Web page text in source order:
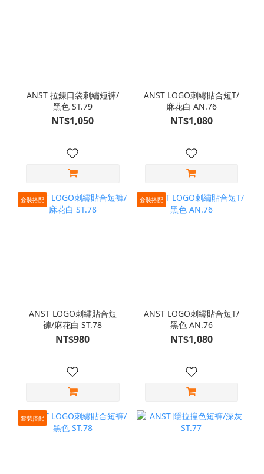
ANST 拉鍊口袋刺繡短褲/
黑色 ST.79
NT$1,050
ANST LOGO刺繡貼合短T/
麻花白 AN.76
NT$1,080
套裝搭配
ANST LOGO刺繡貼合短
褲/麻花白 ST.78
NT$980
套裝搭配
ANST LOGO刺繡貼合短T/
黑色 AN.76
NT$1,080
套裝搭配